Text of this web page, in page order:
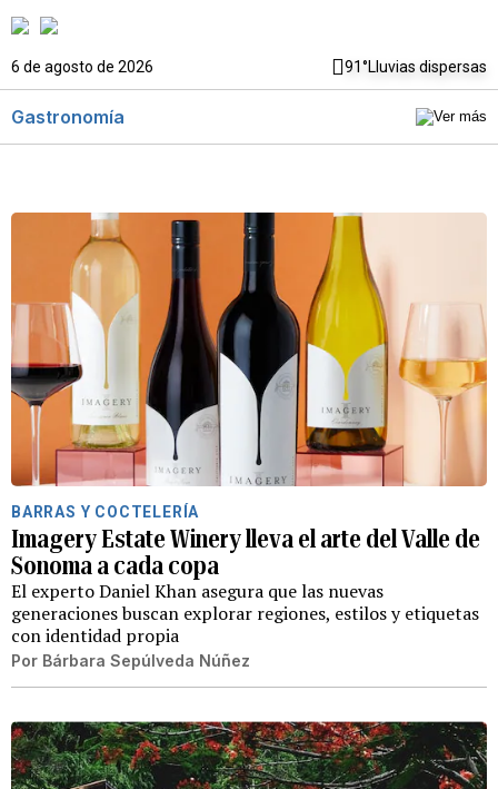
6 de agosto de 2026 91°Lluvias dispersas
Gastronomía
BARRAS Y COCTELERÍA
Imagery Estate Winery lleva el arte del Valle de
Sonoma a cada copa
El experto Daniel Khan asegura que las nuevas
generaciones buscan explorar regiones, estilos y etiquetas
con identidad propia
Por Bárbara Sepúlveda Núñez